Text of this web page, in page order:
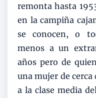
remonta hasta
en la campiña
se conocen, o
menos a un
años pero de
una mujer de cerca
a la clase media